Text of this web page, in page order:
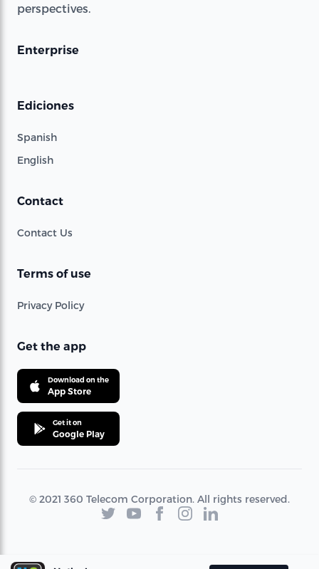
perspectives.
Enterprise
Ediciones
Spanish
English
Contact
Contact Us
Terms of use
Privacy Policy
Get the app
Download on the
App Store
Get it on
Google Play
© 2021 360 Telecom Corporation. All rights reserved.